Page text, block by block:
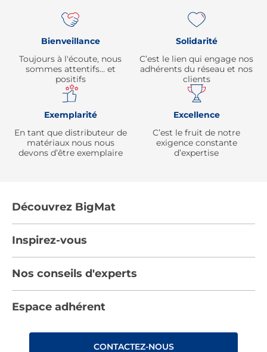
Bienveillance
Toujours à l'écoute, nous
sommes attentifs… et
positifs
Solidarité
C’est le lien qui engage nos
adhérents du réseau et nos
clients
Exemplarité
En tant que distributeur de
matériaux nous nous
devons d’être exemplaire
Excellence
C’est le fruit de notre
exigence constante
d’expertise
Découvrez BigMat
Devenez adhérent
Les Bâtisseurs du Sport
Inspirez-vous
Nos catalogues
Rencontres
Nos conseils d'experts
Espace adhérent
CONTACTEZ-NOUS